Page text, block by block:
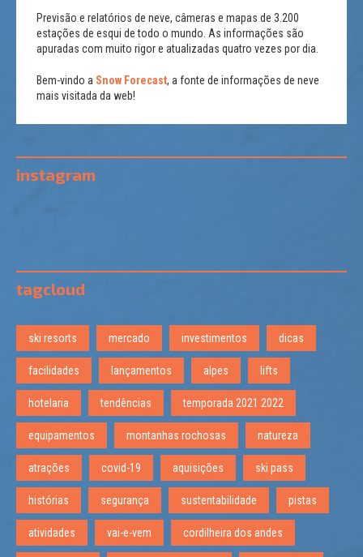
Previsão e relatórios de neve, câmeras e mapas de 3.200
estações de esqui de todo o mundo. As informações são
apuradas com muito rigor e atualizadas quatro vezes por dia.
Bem-vindo a Snow Forecast, a fonte de informações de neve
mais visitada da web!
instagram
tagcloud
ski resorts mercado investimentos dicas
facilidades lançamentos alpes lifts
hotelaria tendências temporada 2021 2022
equipamentos montanhas rochosas natureza
atrações covid-19 aquisições ski pass
histórias segurança sustentabilidade pistas
atividades vai-e-vem cordilheira dos andes